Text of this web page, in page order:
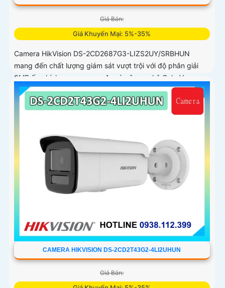
Giá Bán:
Giá Khuyến Mại: 5%-35%
Camera HikVision DS-2CD2687G3-LIZS2UY/SRBHUN
mang đến chất lượng giám sát vượt trội với độ phân giải
8MP ống kính zoom quang 4x và công nghệ ColorVu
CAMERA HIKVISION DS-2CD2T43G2-4LI2UHUN
Giá Bán: